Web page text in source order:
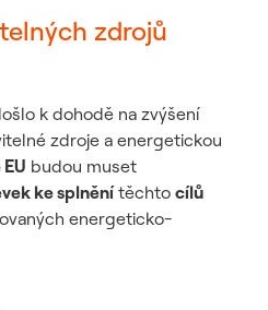
zdrojů
k dohodě na zvýšení
zdroje a energetickou
budou muset
ke splněnítěchto cílů
energeticko-